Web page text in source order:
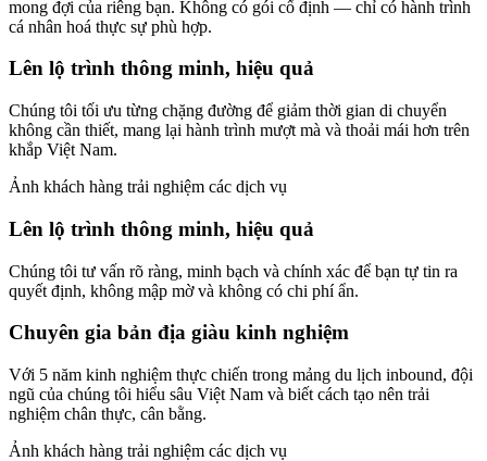
mong đợi của riêng bạn. Không có gói cố định — chỉ có hành trình
cá nhân hoá thực sự phù hợp.
Lên lộ trình thông minh, hiệu quả
Chúng tôi tối ưu từng chặng đường để giảm thời gian di chuyển
không cần thiết, mang lại hành trình mượt mà và thoải mái hơn trên
khắp Việt Nam.
Ảnh khách hàng trải nghiệm các dịch vụ
Lên lộ trình thông minh, hiệu quả
Chúng tôi tư vấn rõ ràng, minh bạch và chính xác để bạn tự tin ra
quyết định, không mập mờ và không có chi phí ẩn.
Chuyên gia bản địa giàu kinh nghiệm
Với 5 năm kinh nghiệm thực chiến trong mảng du lịch inbound, đội
ngũ của chúng tôi hiểu sâu Việt Nam và biết cách tạo nên trải
nghiệm chân thực, cân bằng.
Ảnh khách hàng trải nghiệm các dịch vụ